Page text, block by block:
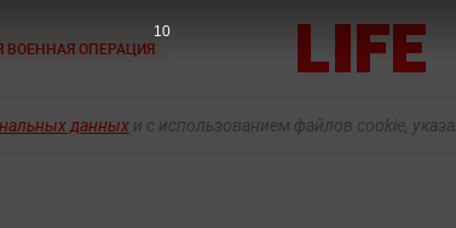
ВОЕННАЯ ОПЕРАЦИЯ
данных и с использованием файлов cookie,
9